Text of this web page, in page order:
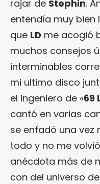
rajar de Stephin.
entendía muy bien
que LD me acogió
muchos consejos
interminables
mi ultimo disco
el ingeniero de «69
cantó en varias
se enfadó una vez
todo y no me
anécdota más de
con del universo